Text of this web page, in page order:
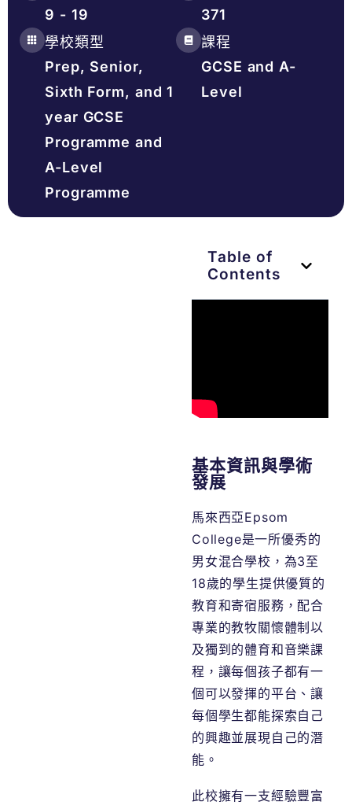
9 - 19
學校類型
Prep, Senior,
Sixth Form, and 1
year GCSE
Programme and
A-Level
Programme
371
課程
GCSE and A-
Level
Table of
Contents
基本資訊與學術
發展
馬來西亞Epsom
College是一所優秀的
男女混合學校，為3至
18歲的學生提供優質的
教育和寄宿服務，配合
專業的教牧關懷體制以
及獨到的體育和音樂課
程，讓每個孩子都有一
個可以發揮的平台、讓
每個學生都能探索自己
的興趣並展現自己的潛
能。
此校擁有一支經驗豐富